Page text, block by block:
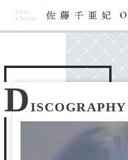
DISCOGRAPHY